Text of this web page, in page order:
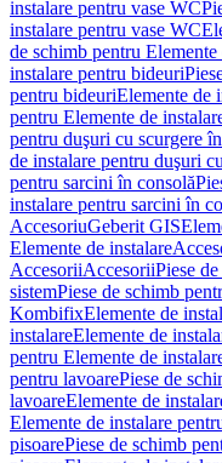
instalare pentru vase WC
instalare pentru vase WC
de schimb pentru
instalare pentru bideuri
pentru bideuriElemente de
pentru Elemente de
pentru duşuri cu scurgere
de instalare pentru duşuri
pentru sarcini în consolă
instalare pentru sarcini în
AccesoriuGeberit GIS
Elemente de instalare
AccesoriiAccesoriiPiese
sistemPiese de schimb
KombifixElemente de
instalareElemente de
pentru Elemente de
pentru lavoarePiese de
lavoareElemente de
Elemente de instalare
pisoarePiese de schimb